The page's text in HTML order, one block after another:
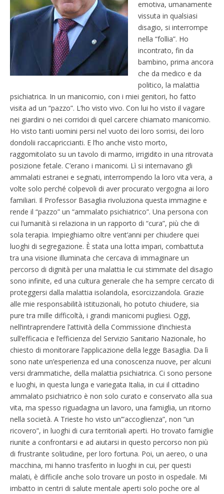
emotiva, umanamente
vissuta in qualsiasi
disagio, si interrompe
nella “follia”. Ho
incontrato, fin da
bambino, prima ancora
che da medico e da
politico, la malattia
psichiatrica. In un manicomio, con i miei genitori, ho fatto
visita ad un “pazzo”. L’ho visto vivo. Con lui ho visto il vagare
nei giardini o nei corridoi di quel carcere chiamato manicomio.
Ho visto tanti uomini persi nel vuoto dei loro sorrisi, dei loro
dondolii raccapriccianti. E l’ho anche visto morto,
raggomitolato su un tavolo di marmo, irrigidito in una ritrovata
posizione fetale. C’erano i manicomi. Lì si internavano gli
ammalati estranei e segnati, interrompendo la loro vita vera, a
volte solo perché colpevoli di aver procurato vergogna ai loro
familiari. Il Professor Basaglia rivoluziona questa immagine e
rende il “pazzo” un “ammalato psichiatrico”. Una persona con
cui l’umanità si relaziona in un rapporto di “cura”, più che di
sola terapia. Impieghiamo oltre vent’anni per chiudere quei
luoghi di segregazione. È stata una lotta impari, combattuta
tra una visione illuminata che cercava di immaginare un
percorso di dignità per una malattia le cui stimmate del disagio
sono infinite, ed una cultura generale che ha sempre cercato di
proteggersi dalla malattia isolandola, esorcizzandola. Grazie
alle mie responsabilità istituzionali, ho potuto chiudere, sia
pure tra mille difficoltà, i grandi manicomi pugliesi. Oggi,
nell’intraprendere l’attività della Commissione d’inchiesta
sull’efficacia e l’efficienza del Servizio Sanitario Nazionale, ho
chiesto di monitorare l’applicazione della legge Basaglia. Da lì
sono nate un’esperienza ed una conoscenza nuove, per alcuni
versi drammatiche, della malattia psichiatrica. Ci sono persone
e luoghi, in questa lunga e variegata Italia, in cui il cittadino
ammalato psichiatrico è non solo curato e conservato alla sua
vita, ma spesso riguadagna un lavoro, una famiglia, un ritorno
nella società. A Trieste ho visto un’”accoglienza”, non “un
ricovero”, in luoghi di cura territoriali aperti. Ho trovato famiglie
riunite a confrontarsi e ad aiutarsi in questo percorso non più
di frustrante solitudine, per loro fortuna. Poi, un aereo, o una
macchina, mi hanno trasferito in luoghi in cui, per questi
malati, è difficile anche solo trovare un posto in ospedale. Mi
imbatto in centri di salute mentale aperti solo poche ore al